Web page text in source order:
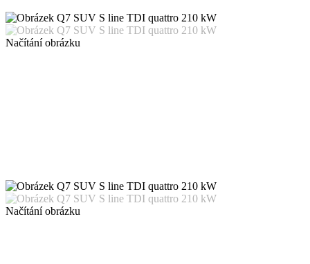
Načítání obrázku
Načítání obrázku